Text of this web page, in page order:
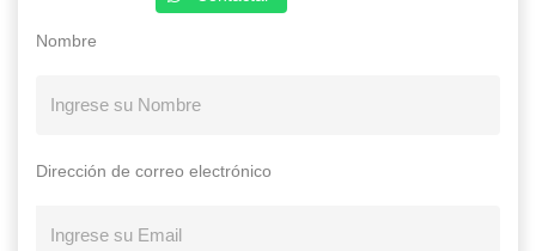
Nombre
Dirección de correo electrónico